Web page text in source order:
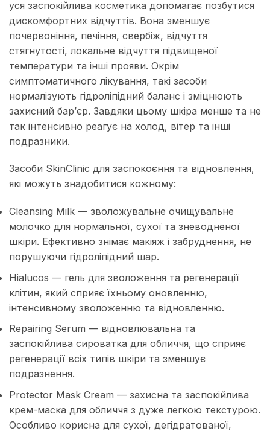
уся заспокійлива косметика допомагає позбутися
дискомфортних відчуттів. Вона зменшує
почервоніння, печіння, свербіж, відчуття
стягнутості, локальне відчуття підвищеної
температури та інші прояви. Окрім
симптоматичного лікування, такі засоби
нормалізують гідроліпідний баланс і зміцнюють
захисний бар’єр. Завдяки цьому шкіра менше та не
так інтенсивно реагує на холод, вітер та інші
подразники.
Засоби SkinClinic для заспокоєння та відновлення,
які можуть знадобитися кожному:
Cleansing Milk — зволожувальне очищувальне
молочко для нормальної, сухої та зневодненої
шкіри. Ефективно знімає макіяж і забруднення, не
порушуючи гідроліпідний шар.
Hialucos — гель для зволоження та регенерації
клітин, який сприяє їхньому оновленню,
інтенсивному зволоженню та відновленню.
Repairing Serum — відновлювальна та
заспокійлива сироватка для обличчя, що сприяє
регенерації всіх типів шкіри та зменшує
подразнення.
Protector Mask Cream — захисна та заспокійлива
крем-маска для обличчя з дуже легкою текстурою.
Особливо корисна для сухої, дегідратованої,